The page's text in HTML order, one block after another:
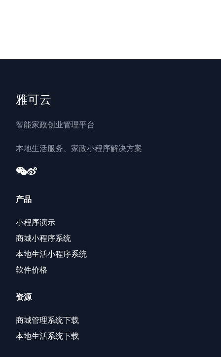
雅可云
智能家政创业管理平台
本地生活服务、家政小程序解决方案
产品
小程序演示
商城小程序系统
本地生活小程序系统
软件价格
资源
商城管理系统下载
本地生活系统下载